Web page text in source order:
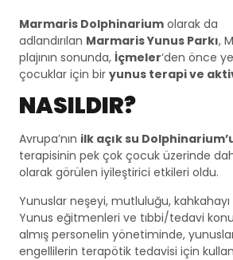
Marmaris Dolphinarium olarak da
adlandırılan Marmaris Yunus Parkı,
plajının sonunda, İçmeler‘den önce
çocuklar için bir yunus terapi ve
NASILDIR?
Avrupa’nın ilk açık su
terapisinin pek çok çocuk üzerinde
olarak görülen iyileştirici etkileri oldu.
Yunuslar neşeyi, mutluluğu,
Yunus eğitmenleri ve tıbbi/tedavi
almış personelin yönetiminde,
engellilerin terapötik tedavisi için